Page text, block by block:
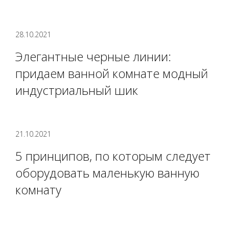
28.10.2021
Элегантные черные линии:
придаем ванной комнате модный
индустриальный шик
21.10.2021
5 принципов, по которым следует
оборудовать маленькую ванную
комнату